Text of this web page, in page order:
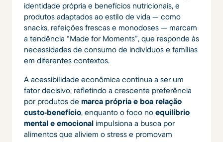
identidade própria e benefícios nutricionais, e
produtos adaptados ao estilo de vida — como
snacks, refeições frescas e monodoses — marcam
a tendência “Made for Moments”, que responde às
necessidades de consumo de indivíduos e famílias
em diferentes contextos.
A acessibilidade econômica continua a ser um
fator decisivo, refletindo a crescente preferência
por produtos de marca própria e boa relação
custo‑benefício, enquanto o foco no equilíbrio
mental e emocional impulsiona a busca por
alimentos que aliviem o stress e promovam